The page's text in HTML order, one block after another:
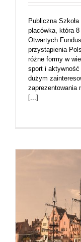
Publiczna
placówka, która 8
Otwartych
przystąpienia
różne formy w
sport i
dużym
zaprezentowania
[...]